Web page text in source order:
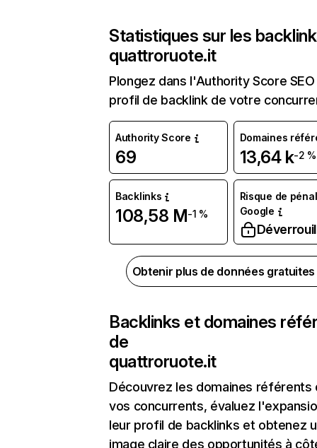
Statistiques sur les
quattroruote.it
Plongez dans l'Authority Score
profil de backlink de votre
Authority Score
69
Domaines
13,64 k-2 %
Backlinks
108,58 M-1 %
Risque de
Google
Obtenir plus de données
Backlinks et domaines
de
quattroruote.it
Découvrez les domaines référents
vos concurrents, évaluez
leur profil de backlinks et obtenez
image claire des opportunités à